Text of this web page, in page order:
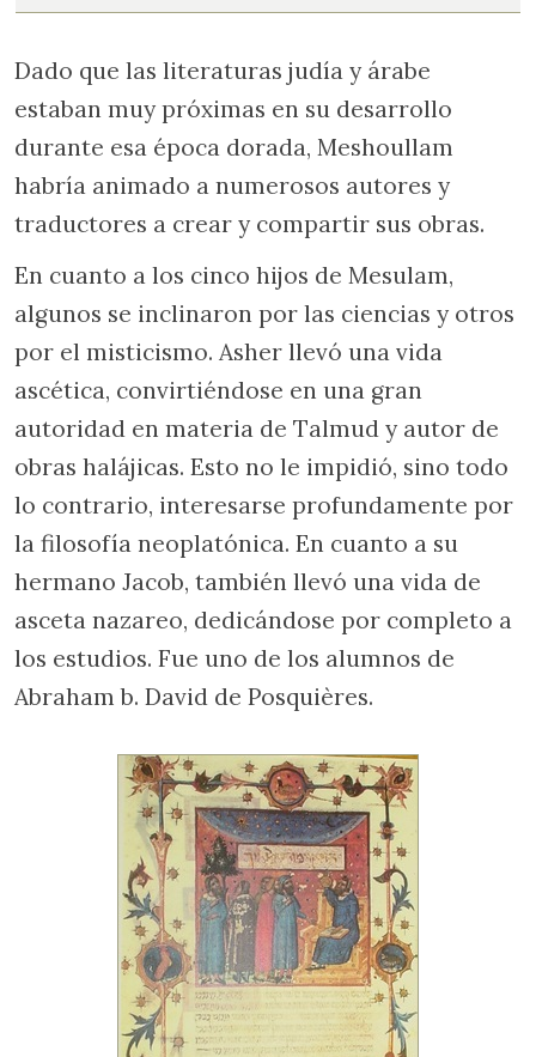
Dado que las literaturas judía y árabe
estaban muy próximas en su desarrollo
durante esa época dorada, Meshoullam
habría animado a numerosos autores y
traductores a crear y compartir sus obras.
En cuanto a los cinco hijos de Mesulam,
algunos se inclinaron por las ciencias y otros
por el misticismo. Asher llevó una vida
ascética, convirtiéndose en una gran
autoridad en materia de Talmud y autor de
obras halájicas. Esto no le impidió, sino todo
lo contrario, interesarse profundamente por
la filosofía neoplatónica. En cuanto a su
hermano Jacob, también llevó una vida de
asceta nazareo, dedicándose por completo a
los estudios. Fue uno de los alumnos de
Abraham b. David de Posquières.